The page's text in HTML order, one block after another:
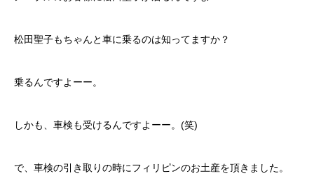
松田聖子もちゃんと車に乗るのは知ってますか？
乗るんですよーー。
しかも、車検も受けるんですよーー。(笑)
で、車検の引き取りの時にフィリピンのお土産を頂きました。